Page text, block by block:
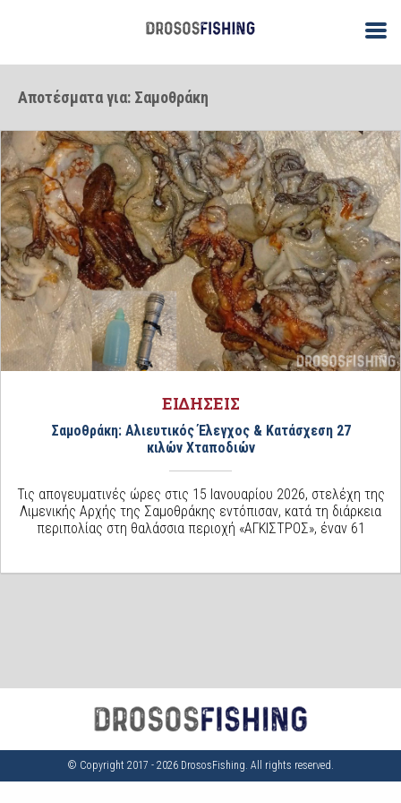
Αποτέσματα για: Σαμοθράκη
ΕΙΔΗΣΕΙΣ
Σαμοθράκη: Αλιευτικός Έλεγχος & Κατάσχεση 27
κιλών Χταποδιών
Τις απογευματινές ώρες στις 15 Ιανουαρίου 2026, στελέχη της
Λιμενικής Αρχής της Σαμοθράκης εντόπισαν, κατά τη διάρκεια
περιπολίας στη θαλάσσια περιοχή «ΑΓΚΙΣΤΡΟΣ», έναν 61
© Copyright 2017 - 2026 DrososFishing. All rights reserved.